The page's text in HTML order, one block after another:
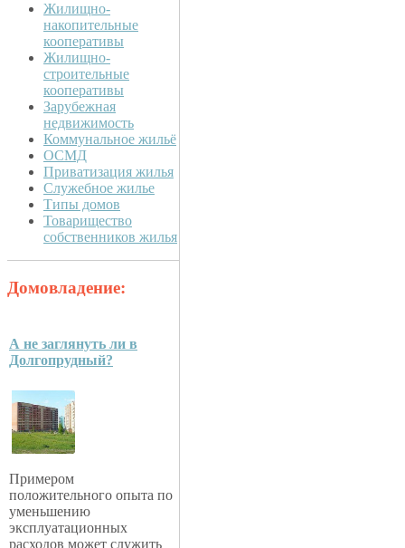
Жилищно-
накопительные
кооперативы
Жилищно-
строительные
кооперативы
Зарубежная
недвижимость
Коммунальное жильё
ОСМД
Приватизация жилья
Служебное жилье
Типы домов
Товарищество
собственников жилья
Домовладение:
А не заглянуть ли в
Долгопрудный?
Примером
положительного опыта по
уменьшению
эксплуатационных
расходов может служить